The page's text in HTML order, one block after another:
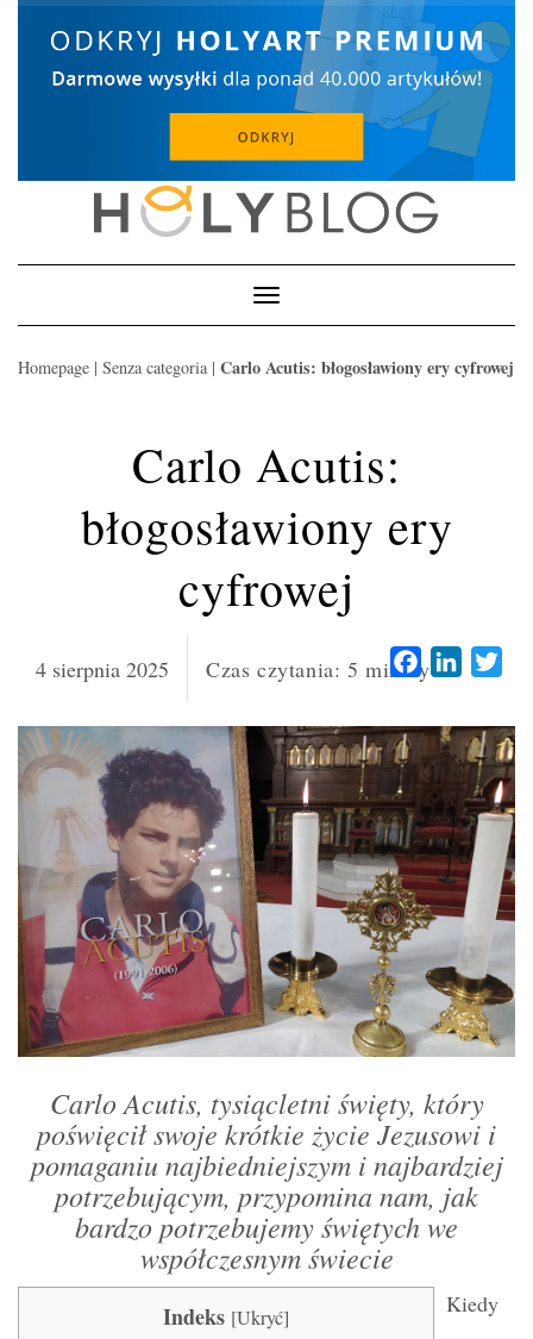
Toggle
Navigation
Homepage | Senza categoria | Carlo Acutis: błogosławiony ery cyfrowej
Carlo Acutis:
błogosławiony ery
cyfrowej
4 sierpnia 2025 Czas czytania: 5 minutyFacebook
Carlo Acutis, tysiącletni święty, który
poświęcił swoje krótkie życie Jezusowi i
pomaganiu najbiedniejszym i najbardziej
potrzebującym, przypomina nam, jak
bardzo potrzebujemy świętych we
współczesnym świecie
Indeks [Ukryć] Kiedy